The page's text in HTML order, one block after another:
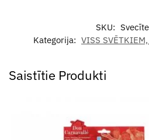
SKU:
Kategorija: VISS
Saistītie Produkti